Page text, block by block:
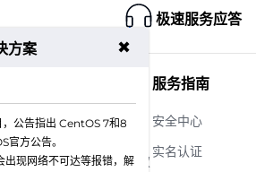
极速服务应答
铭联科技 版权
服务指南
安全中心
实名认证
方案 ✖
公告指出 CentOS 7和8
方公告。
现网络不可达等报错，解